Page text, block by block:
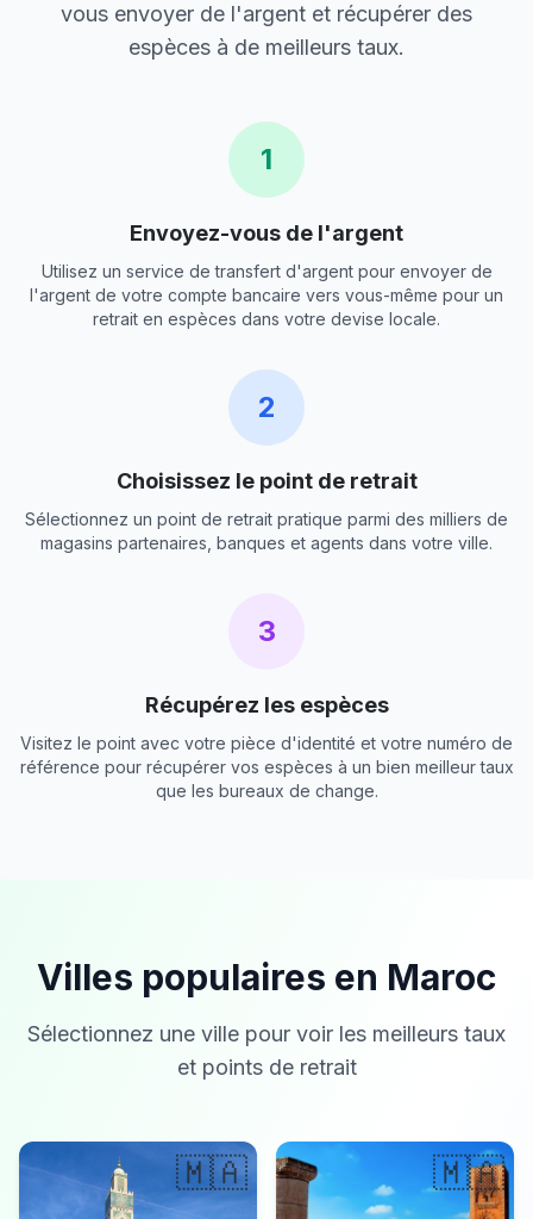
vous envoyer de l'argent et récupérer des
espèces à de meilleurs taux.
1
Envoyez-vous de l'argent
Utilisez un service de transfert d'argent pour envoyer de
l'argent de votre compte bancaire vers vous-même pour un
retrait en espèces dans votre devise locale.
2
Choisissez le point de retrait
Sélectionnez un point de retrait pratique parmi des milliers de
magasins partenaires, banques et agents dans votre ville.
3
Récupérez les espèces
Visitez le point avec votre pièce d'identité et votre numéro de
référence pour récupérer vos espèces à un bien meilleur taux
que les bureaux de change.
Villes populaires en Maroc
Sélectionnez une ville pour voir les meilleurs taux
et points de retrait
🇲🇦 🇲🇦